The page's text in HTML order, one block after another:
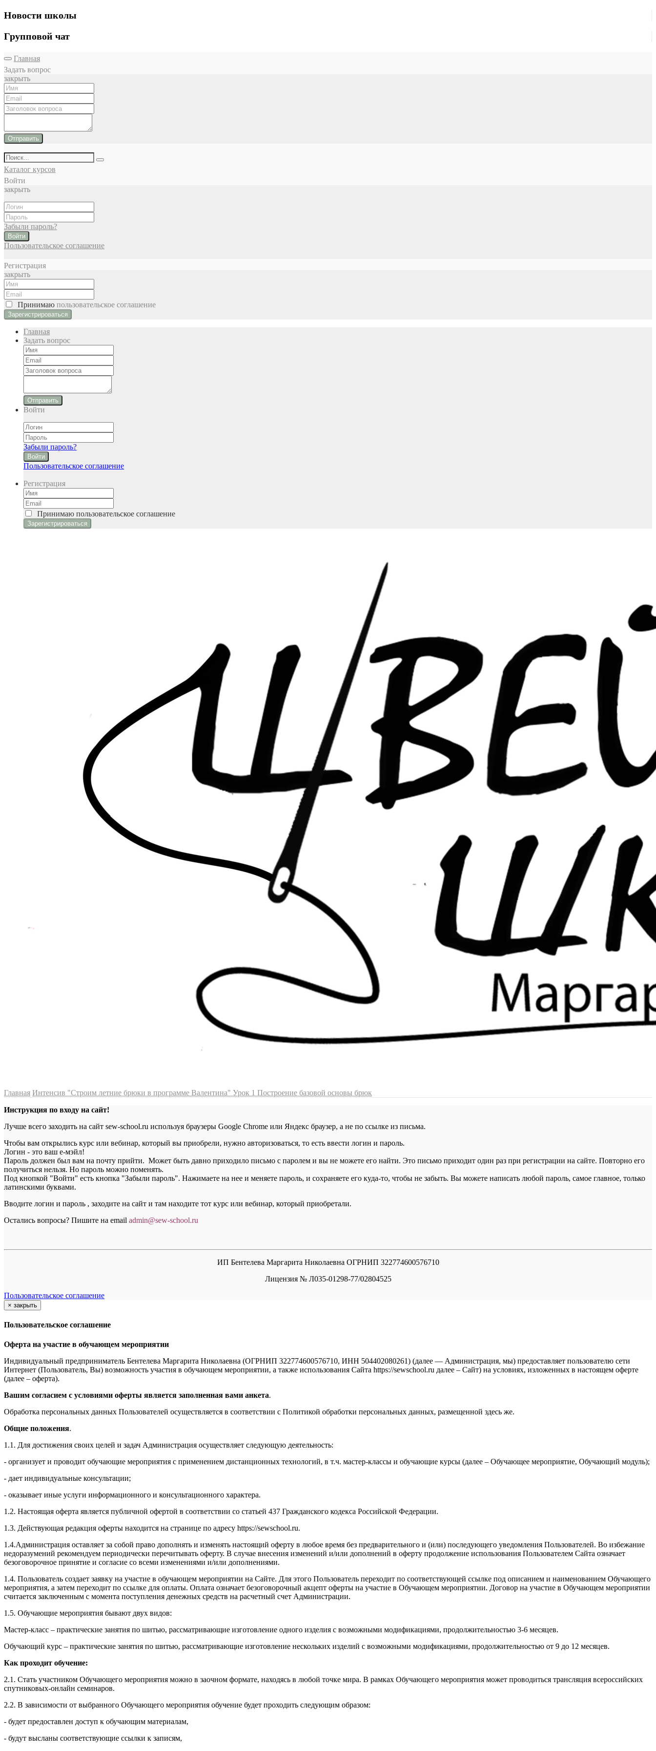
Новости школы
Групповой чат
Главная
Задать вопрос
закрыть
Отправить
Каталог курсов
Войти
закрыть
Забыли пароль?
Войти
Пользовательское соглашение
Регистрация
закрыть
Принимаю пользовательское соглашение
Главная
Задать вопрос
Отправить
Войти
Забыли пароль?
Войти
Пользовательское соглашение
Регистрация
Принимаю пользовательское соглашение
Главная Интенсив "Строим летние брюки в программе Валентина" Урок 1 Построение базовой основы брюк
Инструкция по входу на сайт!
Лучше всего заходить на сайт sew-school.ru используя браузеры Google Chrome или Яндекс браузер, а не по ссылке из письма.
Чтобы вам открылись курс или вебинар, который вы приобрели, нужно авторизоваться, то есть ввести логин и пароль.
Логин - это ваш е-мэйл!
Пароль должен был вам на почту прийти. Может быть давно приходило письмо с паролем и вы не можете его найти. Это письмо приходит один раз при регистрации на сайте. Повторно его
получиться нельзя. Но пароль можно поменять.
Под кнопкой "Войти" есть кнопка "Забыли пароль". Нажимаете на нее и меняете пароль, и сохраняете его куда-то, чтобы не забыть. Вы можете написать любой пароль, самое главное, только
латинскими буквами.
Вводите логин и пароль , заходите на сайт и там находите тот курс или вебинар, который приобретали.
Остались вопросы? Пишите на email admin@sew-school.ru
ИП Бентелева Маргарита Николаевна ОГРНИП 322774600576710
Лицензия № Л035-01298-77/02804525
Пользовательское соглашение
× закрыть
Пользовательское соглашение
Оферта на участие в обучающем мероприятии
Индивидуальный предприниматель Бентелева Маргарита Николаевна (ОГРНИП 322774600576710, ИНН 504402080261) (далее — Администрация, мы) предоставляет пользователю сети
Интернет (Пользователь, Вы) возможность участия в обучающем мероприятии, а также использования Сайта https://sewschool.ru далее – Сайт) на условиях, изложенных в настоящем оферте
(далее – оферта).
Вашим согласием с условиями оферты является заполненная вами анкета.
Обработка персональных данных Пользователей осуществляется в соответствии с Политикой обработки персональных данных, размещенной здесь же.
Общие положения.
1.1. Для достижения своих целей и задач Администрация осуществляет следующую деятельность:
- организует и проводит обучающие мероприятия с применением дистанционных технологий, в т.ч. мастер-классы и обучающие курсы (далее – Обучающее мероприятие, Обучающий модуль);
- дает индивидуальные консультации;
- оказывает иные услуги информационного и консультационного характера.
1.2. Настоящая оферта является публичной офертой в соответствии со статьей 437 Гражданского кодекса Российской Федерации.
1.3. Действующая редакция оферты находится на странице по адресу https://sewschool.ru.
1.4.Администрация оставляет за собой право дополнять и изменять настоящий оферту в любое время без предварительного и (или) последующего уведомления Пользователей. Во избежание
недоразумений рекомендуем периодически перечитывать оферту. В случае внесения изменений и/или дополнений в оферту продолжение использования Пользователем Сайта означает
безоговорочное принятие и согласие со всеми изменениями и/или дополнениями.
1.4. Пользователь создает заявку на участие в обучающем мероприятии на Сайте. Для этого Пользователь переходит по соответствующей ссылке под описанием и наименованием Обучающего
мероприятия, а затем переходит по ссылке для оплаты. Оплата означает безоговорочный акцепт оферты на участие в Обучающем мероприятии. Договор на участие в Обучающем мероприятии
считается заключенным с момента поступления денежных средств на расчетный счет Администрации.
1.5. Обучающие мероприятия бывают двух видов:
Мастер-класс – практические занятия по шитью, рассматривающие изготовление одного изделия с возможными модификациями, продолжительностью 3-6 месяцев.
Обучающий курс – практические занятия по шитью, рассматривающие изготовление нескольких изделий с возможными модификациями, продолжительностью от 9 до 12 месяцев.
Как проходит обучение:
2.1. Стать участником Обучающего мероприятия можно в заочном формате, находясь в любой точке мира. В рамках Обучающего мероприятия может проводиться трансляция всероссийских
спутниковых-онлайн семинаров.
2.2. В зависимости от выбранного Обучающего мероприятия обучение будет проходить следующим образом:
- будет предоставлен доступ к обучающим материалам,
- будут высланы соответствующие ссылки к записям,